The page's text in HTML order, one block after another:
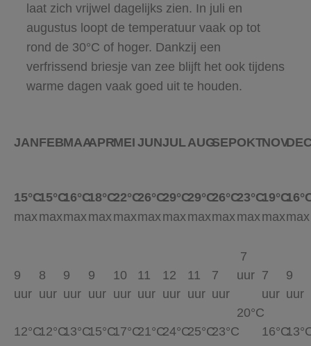
laat zich vrijwel dagelijks zien. In juli en
augustus loopt de temperatuur vaak op tot
rond de 30°C of hoger. Dankzij een
verfrissend briesje van zee blijft het ook tijdens
warme dagen vaak goed uit te houden.
JAN
15°C
max
9
uur
12°C
FEB
15°C
max
8
uur
12°C
MAA
16°C
max
9
uur
13°C
APR
18°C
max
9
uur
15°C
MEI
22°C
max
10
uur
17°C
JUN
26°C
max
11
uur
21°C
JUL
29°C
max
12
uur
24°C
AUG
29°C
max
11
uur
25°C
SEP
26°C
max
7
uur
23°C
OKT
23°C
max
7
uur
20°C
NOV
19°C
max
7
uur
16°C
max
9
uur